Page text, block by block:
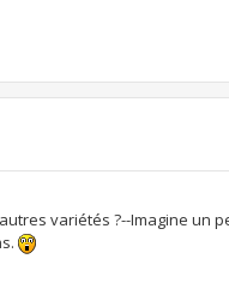
variétés ?--Imagine un